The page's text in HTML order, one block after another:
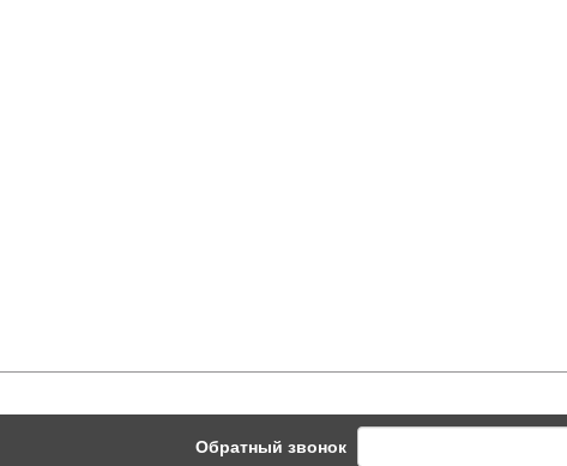
Обратный звонок